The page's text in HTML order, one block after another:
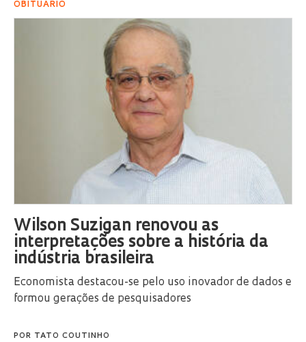
OBITUÁRIO
Wilson Suzigan renovou as
interpretações sobre a história da
indústria brasileira
Economista destacou-se pelo uso inovador de dados e
formou gerações de pesquisadores
POR TATO COUTINHO